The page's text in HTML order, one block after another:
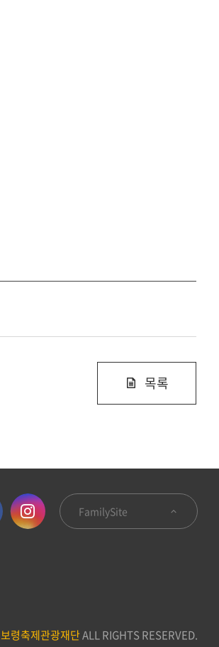
목록
FamilySite
보령축제관광재단ALL RIGHTS RESERVED.